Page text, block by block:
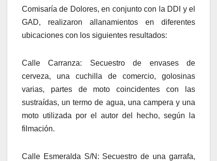
Comisaría de Dolores, en conjunto con la DDI y el
GAD, realizaron allanamientos en diferentes
ubicaciones con los siguientes resultados:
Calle Carranza: Secuestro de envases de
cerveza, una cuchilla de comercio, golosinas
varias, partes de moto coincidentes con las
sustraídas, un termo de agua, una campera y una
moto utilizada por el autor del hecho, según la
filmación.
Calle Esmeralda S/N: Secuestro de una garrafa,